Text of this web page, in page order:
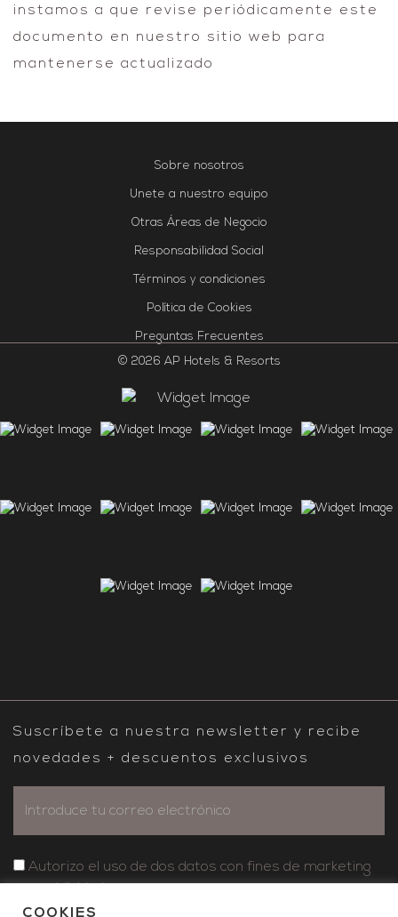
instamos a que revise periódicamente este
documento en nuestro sitio web para
mantenerse actualizado
Sobre nosotros
Unete a nuestro equipo
Otras Áreas de Negocio
Responsabilidad Social
Términos y condiciones
Política de Cookies
Preguntas Frecuentes
© 2026 AP Hotels & Resorts
Suscríbete a nuestra newsletter y recibe
novedades + descuentos exclusivos
Autorizo ​​el uso de dos datos con fines de marketing
COOKIES